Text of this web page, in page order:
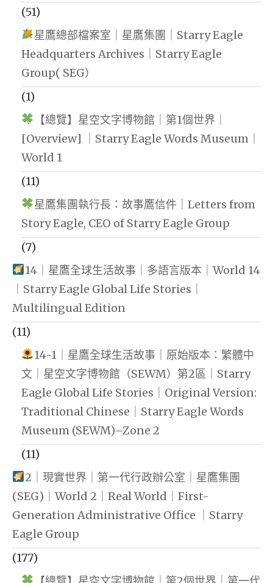
(51)
星鷹總部檔案室｜星鷹集團｜Starry Eagle
Headquarters Archives｜Starry Eagle
Group( SEG）
(1)
【總覽】星空文字博物館｜第1個世界｜
[Overview] ｜Starry Eagle Words Museum｜
World 1
(11)
星鷹集團執行長：故事鷹信件｜Letters from
Story Eagle, CEO of Starry Eagle Group
(7)
14｜星鷹全球生活故事｜多語言版本｜World 14
｜Starry Eagle Global Life Stories｜
Multilingual Edition
(11)
14-1｜星鷹全球生活故事｜原始版本：繁體中
文｜星空文字博物館（SEWM）第2區｜Starry
Eagle Global Life Stories｜Original Version:
Traditional Chinese｜Starry Eagle Words
Museum (SEWM)–Zone 2
(11)
2｜現實世界｜第一代行政辦公室｜星鷹集團
(SEG)｜World 2｜Real World｜First-
Generation Administrative Office ｜Starry
Eagle Group
(177)